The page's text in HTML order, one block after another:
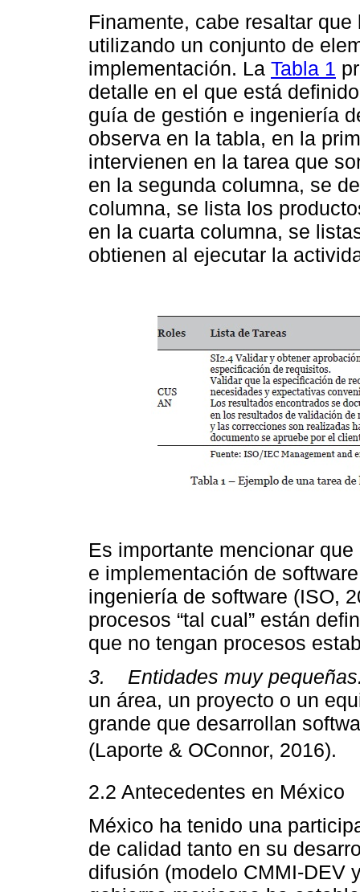
Finamente, cabe resaltar
utilizando un conjunto de
implementación. La Tabla 1
detalle en el que está
guía de gestión e ingeniería
observa en la tabla, en la
intervienen en la tarea que
en la segunda columna, se
columna, se lista los
en la cuarta columna, se
obtienen al ejecutar la
Es importante mencionar
e implementación de
ingeniería de software (ISO,
procesos “tal cual” están
que no tengan procesos
3. Entidades muy
un área, un proyecto o un
grande que desarrollan
(Laporte & OConnor, 2016).
2.2 Antecedentes en México
México ha tenido una
de calidad tanto en su
difusión (modelo CMMI-DEV